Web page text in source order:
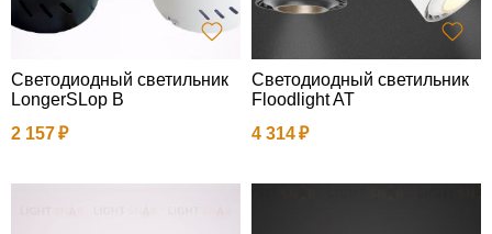
Светодиодный светильник
LongerSLop B
2 157
Светодиодный светильник
Floodlight AT
4 314